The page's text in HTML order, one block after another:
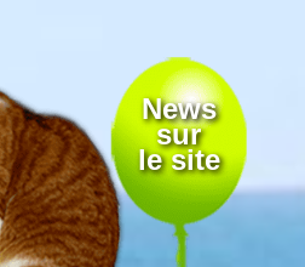
News
sur
le site